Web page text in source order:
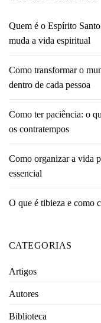
Quem é o Espírito
muda a vida espiritual
Como transformar o
dentro de cada pessoa
Como ter paciência: o
os contratempos
Como organizar a vida
essencial
O que é tibieza e como
CATEGORIAS
Artigos
Autores
Biblioteca